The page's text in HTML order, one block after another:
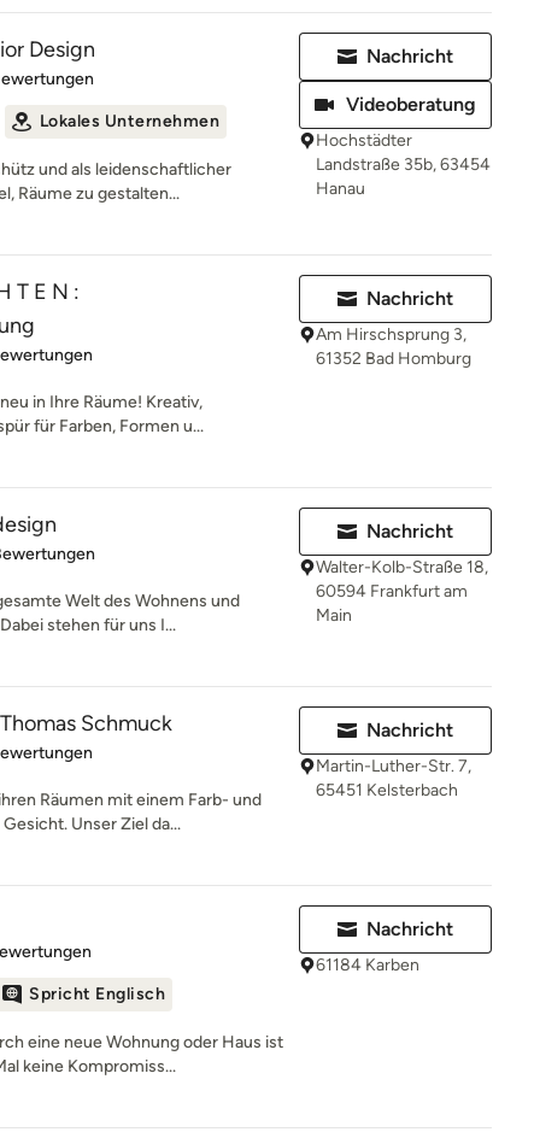
Design
5 von 5 Sternen
Lokales Unternehmen
und als leidenschaftlicher
Räume zu gestalten...
Nachricht
Videoberatung
Hochstädter
Landstraße 35b, 63454
Hanau
T E N :
4.9 von 5 Sternen
in Ihre Räume! Kreativ,
für Farben, Formen u...
Nachricht
Am Hirschsprung 3,
61352 Bad Homburg
4.8 von 5 Sternen
Welt des Wohnens und
stehen für uns I...
Nachricht
Walter-Kolb-Straße 18,
60594 Frankfurt am
Main
Schmuck
5 von 5 Sternen
Räumen mit einem Farb- und
Unser Ziel da...
Nachricht
Martin-Luther-Str. 7,
65451 Kelsterbach
4.9 von 5 Sternen
Spricht Englisch
eine neue Wohnung oder Haus ist
keine Kompromiss...
Nachricht
61184 Karben